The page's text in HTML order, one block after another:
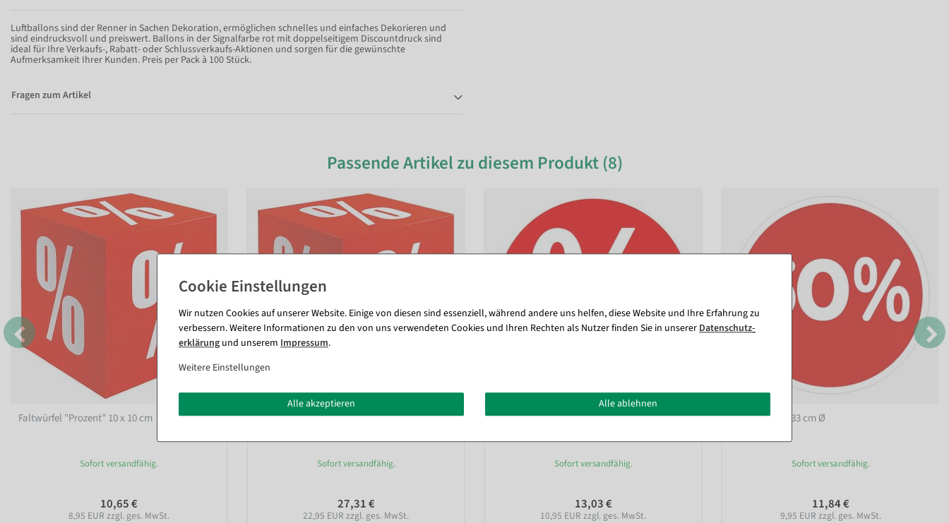
Luftballons sind der Renner in Sachen Dekoration, ermöglichen schnelles und einfaches Dekorieren und
sind eindrucksvoll und preiswert. Ballons in der Signalfarbe rot mit doppelseitigem Discountdruck sind
ideal für Ihre Verkaufs-, Rabatt- oder Schlussverkaufs-Aktionen und sorgen für die gewünschte
Aufmerksamkeit Ihrer Kunden. Preis per Pack à 100 Stück.
Fragen zum Artikel
Passende Artikel zu diesem Produkt (8)
Faltwürfel "Prozent" 10 x 10 cm
Sofort versandfähig.
10,65 €
8,95 EUR zzgl. ges. MwSt.
Faltwürfel "Prozent" 32 x 32 cm
Sofort versandfähig.
27,31 €
22,95 EUR zzgl. ges. MwSt.
Ankleber “Prozent" 48 cm Ø
Sofort versandfähig.
13,03 €
10,95 EUR zzgl. ges. MwSt.
Ankleber 50% 33 cm Ø
Sofort versandfähig.
11,84 €
9,95 EUR zzgl. ges. MwSt.
Wir nutzen Cookies auf unserer Website. Einige von diesen sind essenziell, während andere uns helfen, diese Website und Ihre Erfahrung zu
verbessern. Weitere Informationen zu den von uns verwendeten Cookies und Ihren Rechten als Nutzer finden Sie in unsererDaten­schutz­
erklärung und unserem Impressum.
Weitere Einstellungen
Alle akzeptieren Alle ablehnen